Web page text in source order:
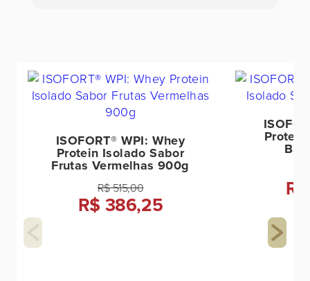
ISOFORT® WPI: Whey
Protein Isolado Sabor
Frutas Vermelhas 900g
R$ 515,00
R$ 386,25